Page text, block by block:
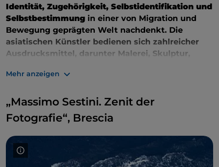
Identität, Zugehörigkeit, Selbstidentifikation und
Selbstbestimmung in einer von Migration und
Bewegung geprägten Welt nachdenkt. Die
asiatischen Künstler bedienen sich zahlreicher
Ausdrucksmittel, darunter Malerei, Skulptur,
ortsspezifische Installationen
ist erstaunlich. Gebührenpflichtiger Eintritt,
zum 13. April 2025
Mehr anzeigen
„Massimo Sestini. Zenit der
Fotografie“, Brescia